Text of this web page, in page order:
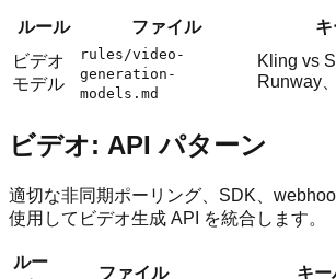
ルール ファイル
ビデオ
モデル
rules/video-
generation-
models.md
Kling vs
Runway
ビデオ: API パターン
適切な非同期ポーリング、SDK、
使用してビデオ生成 API を統合します。
ルー
ファイル キー